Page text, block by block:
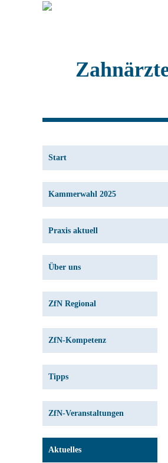
Start
Kammerwahl 2025
Praxis aktuell
Über uns
ZfN Regional
ZfN-Kompetenz
Tipps
ZfN-Veranstaltungen
Aktuelles